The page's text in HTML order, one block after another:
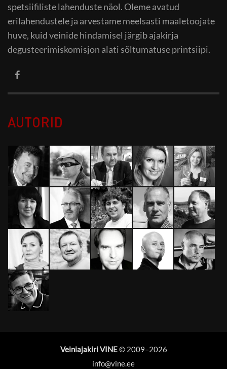
spetsiifiliste lahenduste näol. Oleme avatud
erilahendustele ja arvestame meelsasti maaletoojate
huve, kuid veinide hindamisel järgib ajakirja
degusteerimiskomisjon alati sõltumatuse printsiipi.
AUTORID
Veiniajakiri VINE© 2009–2026
info@vine.ee